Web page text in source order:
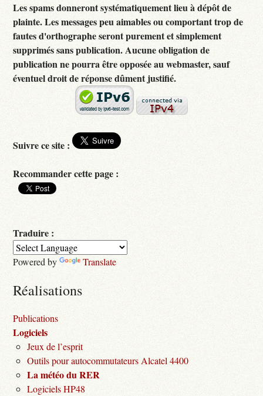
Les spams donneront systématiquement lieu à dépôt de
plainte. Les messages peu aimables ou comportant trop de
fautes d'orthographe seront purement et simplement
supprimés sans publication. Aucune obligation de
publication ne pourra être opposée au webmaster, sauf
éventuel droit de réponse dûment justifié.
Suivre ce site :
Recommander cette page :
Traduire :
Powered by Translate
Réalisations
Publications
Logiciels
Jeux de l’esprit
Outils pour autocommutateurs Alcatel 4400
La météo du RER
Logiciels HP48